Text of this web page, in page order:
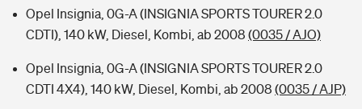
Opel Insignia, 0G-A (INSIGNIA SPORTS TOURER 2.0
CDTI), 140 kW, Diesel, Kombi, ab 2008 (0035 / AJO)
Opel Insignia, 0G-A (INSIGNIA SPORTS TOURER 2.0
CDTI 4X4), 140 kW, Diesel, Kombi, ab 2008 (0035 / AJP)